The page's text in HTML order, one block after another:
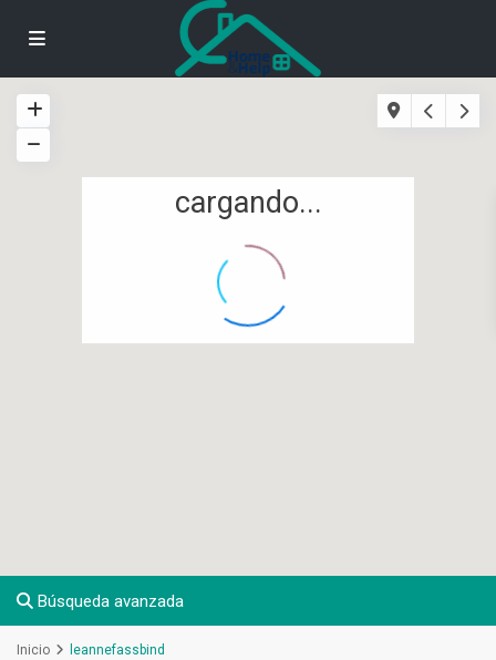
cargando...
Búsqueda avanzada
Inicio leannefassbind